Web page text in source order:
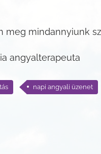
meg mindannyiunk
angyalterapeuta
napi angyali üzenet